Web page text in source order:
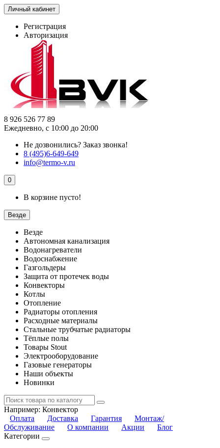
Личный кабинет
Регистрация
Авторизация
8 926 526 77 89
Ежедневно, с 10:00 до 20:00
Не дозвонились? Заказ звонка!
8 (495)6-649-649
info@termo-v.ru
0
В корзине пусто!
Везде
Везде
Автономная канализация
Водонагреватели
Водоснабжение
Газгольдеры
Защита от протечек воды
Конвекторы
Котлы
Отопление
Радиаторы отопления
Расходные материалы
Стальные трубчатые радиаторы
Тёплые полы
Товары Stout
Электрооборудование
Газовые генераторы
Наши объекты
Новинки
Например: Конвектор
Оплата
Доставка Гарантия
Монтаж/
Обслуживание
О компании Акции
Блог
Категории